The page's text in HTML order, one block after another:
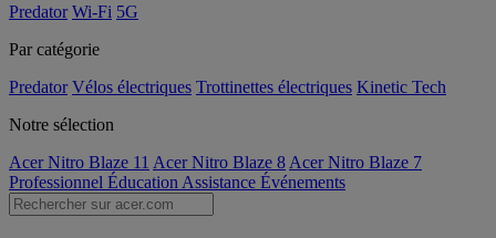
Predator Wi-Fi 5G
Par catégorie
Predator Vélos électriques Trottinettes électriques Kinetic Tech
Notre sélection
Acer Nitro Blaze 11 Acer Nitro Blaze 8 Acer Nitro Blaze 7
Professionnel Éducation Assistance Événements